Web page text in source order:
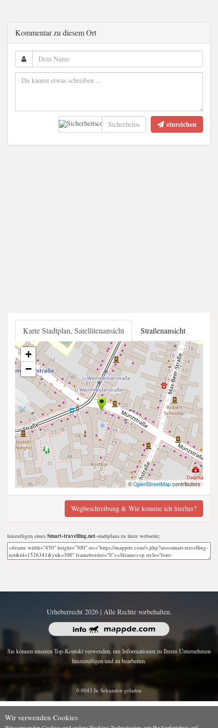
Kommentar zu diesem Ort
einreichen
Karte Stadtplan, Satellitenansicht Straßenansicht
+
−
©OpenStreetMapcontributors
Wegbeschreibung & Wie komme ich hierher?
hinzufügen eines Smart-travelling.net-stadtplans zu ihrer webseite;
Urheberrecht 2026 | Alle Rechte vorbehalten.
Sie können unseren Top-Kontakt verwenden, um Informationen zu Ihrem Unternehmen
hinzuzufügen und zu bearbeiten.
0.0043 In Sekunden geladen
Wir verwenden Cookies